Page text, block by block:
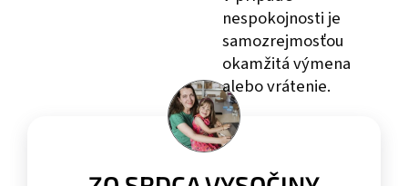
nespokojnosti je
samozrejmosťou
okamžitá výmena
alebo vrátenie.